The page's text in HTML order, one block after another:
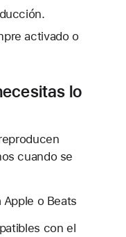
activado o
lo
cuando se
o Beats
con el